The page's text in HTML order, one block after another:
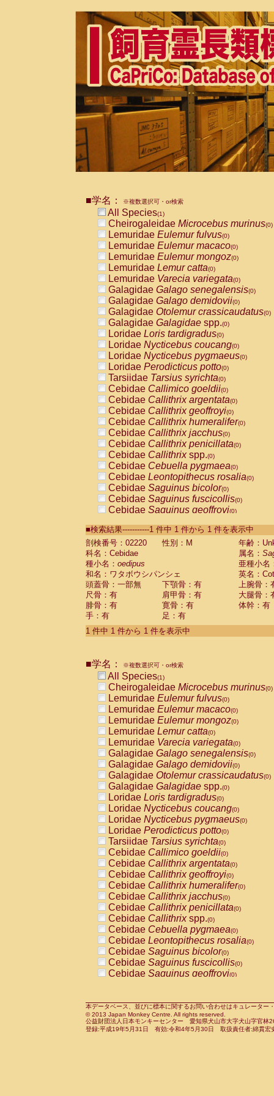
■学名： ※複数選択可・or検索
All Species(1)
Cheirogaleidae Microcebus murinus(0)
Lemuridae Eulemur fulvus(0)
Lemuridae Eulemur macaco(0)
Lemuridae Eulemur mongoz(0)
Lemuridae Lemur catta(0)
Lemuridae Varecia variegata(0)
Galagidae Galago senegalensis(0)
Galagidae Galago demidovii(0)
Galagidae Otolemur crassicaudatus(0)
Galagidae Galagidae spp.(0)
Loridae Loris tardigradus(0)
Loridae Nycticebus coucang(0)
Loridae Nycticebus pygmaeus(0)
Loridae Perodicticus potto(0)
Tarsiidae Tarsius syrichta(0)
Cebidae Callimico goeldii(0)
Cebidae Callithrix argentata(0)
Cebidae Callithrix geoffroyi(0)
Cebidae Callithrix humeralifer(0)
Cebidae Callithrix jacchus(0)
Cebidae Callithrix penicillata(0)
Cebidae Callithrixspp.(0)
Cebidae Cebuella pygmaea(0)
Cebidae Leontopithecus rosalia(0)
Cebidae Saguinus bicolor(0)
Cebidae Saguinus fuscicollis(0)
Cebidae Saguinus geoffroyi(0)
CebidaeSaguinus labiatus(0)
Cebidae Saguinus leucopus (0)
Cebidae
Cebidae
CebidaeSaguinus nigricollis (0)
Cebidae Saguinus oedipus
Cebidae Saguinus weddelli
Cebidae Saguinusspp.
Cebidae Aotus trivirgatus
Cebidae Cebus albifrons
CebidaeCebus nigrivittatus
CebidaeCebus
CebidaeSaimiri boliviensis(0)
CebidaeSaimiri sciureus(0)
AtelidaeAlouatta caraya(0)
AtelidaeAlouatta fusca(0)
AtelidaeAlouatta seniculus
AtelidaeAlouattaspp.(0)
AtelidaeAteles belzebuth(0)
AtelidaeAteles geoffroyi(0)
AtelidaeAteles paniscus(0)
AtelidaeAtelesspp.(0)
Atelidae Lagothrix lagothricha
AtelidaeLagothrix lagothricha cana
PitheciidaeCacajao calvus
PitheciidaeCallicebus cupreus
PitheciidaeCallicebus donacophilus
PitheciidaeCallicebus moloch
PitheciidaeCallicebus torquatus
PitheciidaeCallicebusspp.(0)
PitheciidaeChiropotes satanas(0)
PitheciidaePithecia monachus
PitheciidaePithecia pithecia(0)
CercopithecidaeCercocebus agilis
CercopithecidaeCercocebus
CercopithecidaeCercocebus
CercopithecidaeCercocebus
CercopithecidaeCercocebus
CercopithecidaeCercocebushybrid
CercopithecidaePapio anubis(0)
CercopithecidaePapio cynocephalus
CercopithecidaePapio hamadryas(0)
■検索結果-----------1 件中 1 件から 1 件を表示中
剖検番号：02220
性別：M
年齢：
科名：Cebidae
属名：
種小名： oedipus
亜種小名
和名：ワタボウシパンシェ
英名：
頭蓋骨：一部無
下顎骨：有
上腕骨：
尺骨：有
肩甲骨：有
大腿骨：
腓骨：有
寛骨：有
体幹：有
手：有
足：有
1 件中 1 件から 1 件を表示中
■学名： ※複数選択可・or検索
All Species(1)
Cheirogaleidae Microcebus murinus(0)
Lemuridae Eulemur fulvus(0)
Lemuridae Eulemur macaco(0)
Lemuridae Eulemur mongoz(0)
Lemuridae Lemur catta(0)
Lemuridae Varecia variegata(0)
Galagidae Galago senegalensis(0)
Galagidae Galago demidovii(0)
Galagidae Otolemur crassicaudatus(0)
Galagidae Galagidae spp.(0)
Loridae Loris tardigradus(0)
Loridae Nycticebus coucang(0)
Loridae Nycticebus pygmaeus(0)
Loridae Perodicticus potto(0)
Tarsiidae Tarsius syrichta(0)
Cebidae Callimico goeldii(0)
Cebidae Callithrix argentata(0)
Cebidae Callithrix geoffroyi(0)
Cebidae Callithrix humeralifer(0)
Cebidae Callithrix jacchus(0)
Cebidae Callithrix penicillata(0)
Cebidae Callithrixspp.(0)
Cebidae Cebuella pygmaea(0)
Cebidae Leontopithecus rosalia(0)
Cebidae Saguinus bicolor(0)
Cebidae Saguinus fuscicollis(0)
Cebidae Saguinus geoffroyi(0)
CebidaeSaguinus leucopus(0)
CebidaeSaguinus midas(0)
Cebidae Saguinus mystax(0)
本データベース、並びに標本に関するお問い合わせはキュレータ
© 2013 Japan Monkey Centre. All rights reserved.
公益財団法人日本モンキーセンター 愛知県犬山市大字犬山字官
登録:平成19年5月31日 有効:令和4年5月30日 取扱責任者:綿貫宏